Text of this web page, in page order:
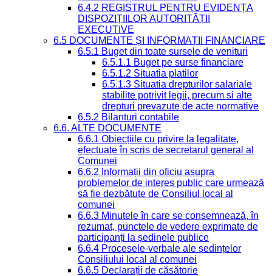
6.4.2 REGISTRUL PENTRU EVIDENȚA
DISPOZIȚIILOR AUTORITĂȚII
EXECUTIVE
6.5 DOCUMENTE ȘI INFORMAȚII FINANCIARE
6.5.1 Buget din toate sursele de venituri
6.5.1.1 Buget pe surse financiare
6.5.1.2 Situatia platilor
6.5.1.3 Situatia drepturilor salariale
stabilite potrivit legii, precum si alte
drepturi prevazute de acte normative
6.5.2 Bilanturi contabile
6.6. ALTE DOCUMENTE
6.6.1 Obiecțiile cu privire la legalitate,
efectuate în scris de secretarul general al
Comunei
6.6.2 Informații din oficiu asupra
problemelor de interes public care urmează
să fie dezbătute de Consiliul local al
comunei
6.6.3 Minutele în care se consemnează, în
rezumat, punctele de vedere exprimate de
participanți la ședinele publice
6.6.4 Procesele-verbale ale ședințelor
Consiliului local al comunei
6.6.5 Declarații de căsătorie